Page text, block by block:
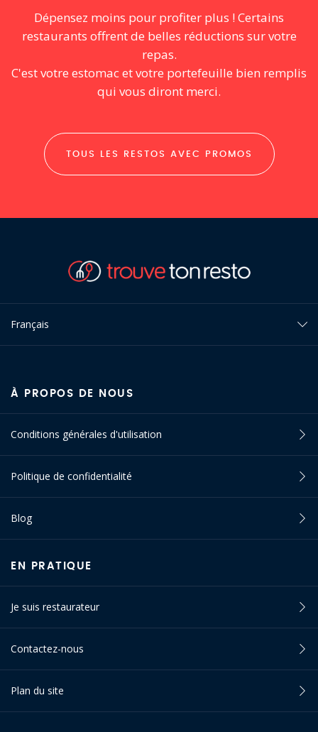
Dépensez moins pour profiter plus ! Certains
restaurants offrent de belles réductions sur votre
repas.
C'est votre estomac et votre portefeuille bien remplis
qui vous diront merci.
TOUS LES RESTOS AVEC PROMOS
Français
À PROPOS DE NOUS
Conditions générales d'utilisation
Politique de confidentialité
Blog
EN PRATIQUE
Je suis restaurateur
Contactez-nous
Plan du site